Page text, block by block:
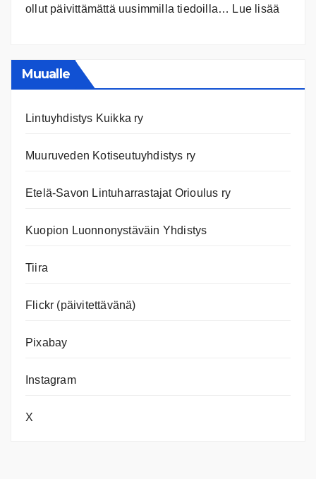
ollut päivittämättä uusimmilla tiedoilla… Lue lisää
Muualle
Lintuyhdistys Kuikka ry
Muuruveden Kotiseutuyhdistys ry
Etelä-Savon Lintuharrastajat Orioulus ry
Kuopion Luonnonystäväin Yhdistys
Tiira
Flickr (päivitettävänä)
Pixabay
Instagram
X